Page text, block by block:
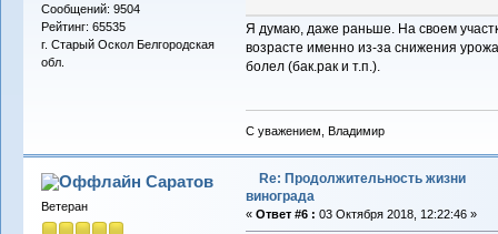
Сообщений: 9504
Рейтинг: 65535
г. Старый Оскол Белгородская
обл.
Я думаю, даже раньше. На своем
возрасте именно из-за снижения
болел (бак.рак и т.п.).
С уважением, Владимир
Саратов
Ветеран
Re: Продолжительность жизни
винограда
« Ответ #6 : 03 Октября 2018, 12:22:46 »